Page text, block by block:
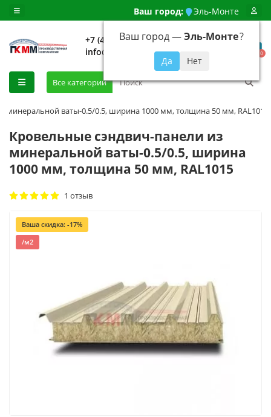
Ваш город: Эль-Монте
Ваш город —Эль-Монте?
+7 (499) 648-92-94
info@evroshtaketnikmoskva.ru
0
Все категории
минеральной ваты-0.5/0.5, ширина 1000 мм, толщина 50 мм, RAL1015
Кровельные сэндвич-панели из
минеральной ваты-0.5/0.5, ширина
1000 мм, толщина 50 мм, RAL1015
1 отзыв
Ваша скидка: -17%
/м2